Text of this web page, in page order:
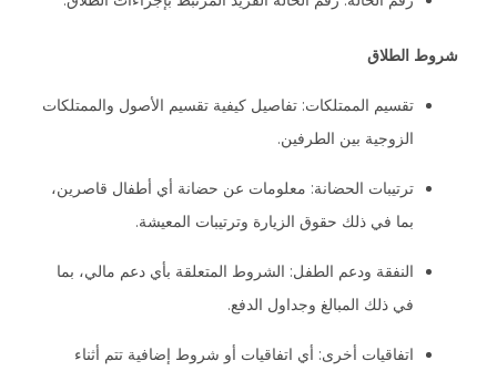
شروط الطلاق
تقسيم الممتلكات: تفاصيل كيفية تقسيم الأصول والممتلكات
الزوجية بين الطرفين.
ترتيبات الحضانة: معلومات عن حضانة أي أطفال قاصرين،
بما في ذلك حقوق الزيارة وترتيبات المعيشة.
النفقة ودعم الطفل: الشروط المتعلقة بأي دعم مالي، بما
في ذلك المبالغ وجداول الدفع.
اتفاقيات أخرى: أي اتفاقيات أو شروط إضافية تتم أثناء